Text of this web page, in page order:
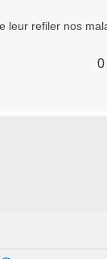
leur refiler nos
0